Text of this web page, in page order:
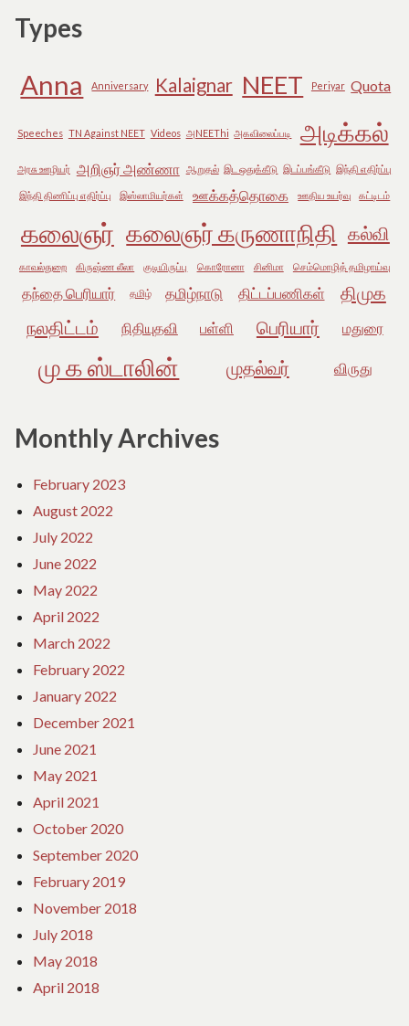
Types
Anna Anniversary Kalaignar NEET Periyar Quota
Speeches TN Against NEET Videos அNEEThi அகவிலைப்படி அடிக்கல்
அரசு ஊழியர் அறிஞர் அண்ணா ஆறுதல் இட ஒதுக்கீடு இடப்பங்கீடு இந்தி எதிர்ப்பு
இந்தி திணிப்பு எதிர்ப்பு இஸ்லாமியர்கள் ஊக்கத்தொகை ஊதிய உயர்வு கட்டிடம்
கலைஞர் கலைஞர் கருணாநிதி கல்வி
காவல்துறை கிருஷ்ண லீலா குடியிருப்பு கொரோனா சினிமா செம்மொழித் தமிழாய்வு
தந்தை பெரியார் தமிழ் தமிழ்நாடு திட்டப்பணிகள்
திமுக
நலதிட்டம்
நிதியுதவி பள்ளி பெரியார் மதுரை
மு க ஸ்டாலின் முதல்வர் விருது
Monthly Archives
February 2023
August 2022
July 2022
June 2022
May 2022
April 2022
March 2022
February 2022
January 2022
December 2021
June 2021
May 2021
April 2021
October 2020
September 2020
February 2019
November 2018
July 2018
May 2018
April 2018